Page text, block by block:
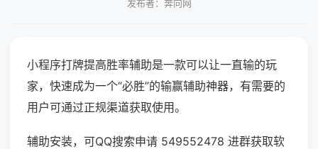
发布者：奔向网
小程序打牌提高胜率辅助是一款可以让一直输的玩
家，快速成为一个“必胜”的输赢辅助神器，有需要的
用户可通过正规渠道获取使用。
辅助安装，可QQ搜索申请 549552478 进群获取软